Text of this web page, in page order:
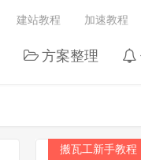
方案整理
建站教程 加速教程
搬瓦工新手教程